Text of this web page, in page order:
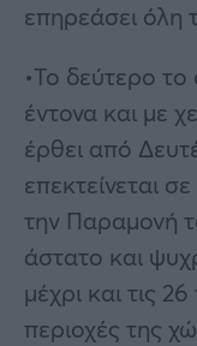
επηρεάσει όλη
•Το δεύτερο το
έντονα και με
έρθει από
επεκτείνεται
την Παραμονή
άστατο και
μέχρι και τις
περιοχές της